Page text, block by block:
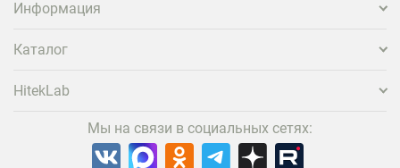
Информация
Каталог
HitekLab
Мы на связи в социальных сетях: